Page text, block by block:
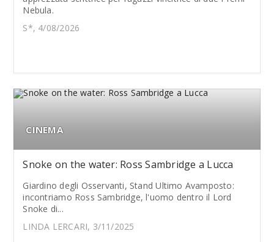
Nebula.
S*, 4/08/2026
CINEMA
Snoke on the water: Ross Sambridge a Lucca
Giardino degli Osservanti, Stand Ultimo Avamposto:
incontriamo Ross Sambridge, l'uomo dentro il Lord
Snoke di...
LINDA LERCARI, 3/11/2025